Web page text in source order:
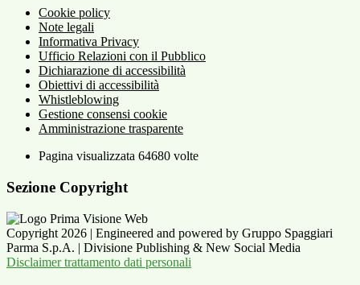
Cookie policy
Note legali
Informativa Privacy
Ufficio Relazioni con il Pubblico
Dichiarazione di accessibilità
Obiettivi di accessibilità
Whistleblowing
Gestione consensi cookie
Amministrazione trasparente
Pagina visualizzata 64680 volte
Sezione Copyright
Copyright 2026 | Engineered and powered by Gruppo Spaggiari
Parma S.p.A. | Divisione Publishing & New Social Media
Disclaimer trattamento dati personali